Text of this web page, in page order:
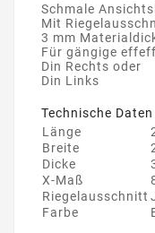
Schmale
Mit
3 mm
Für gängige
Din Rechts oder
Din Links
Technische Daten
Länge
Breite
Dicke
X-Maß
Riegelausschnitt
Farbe